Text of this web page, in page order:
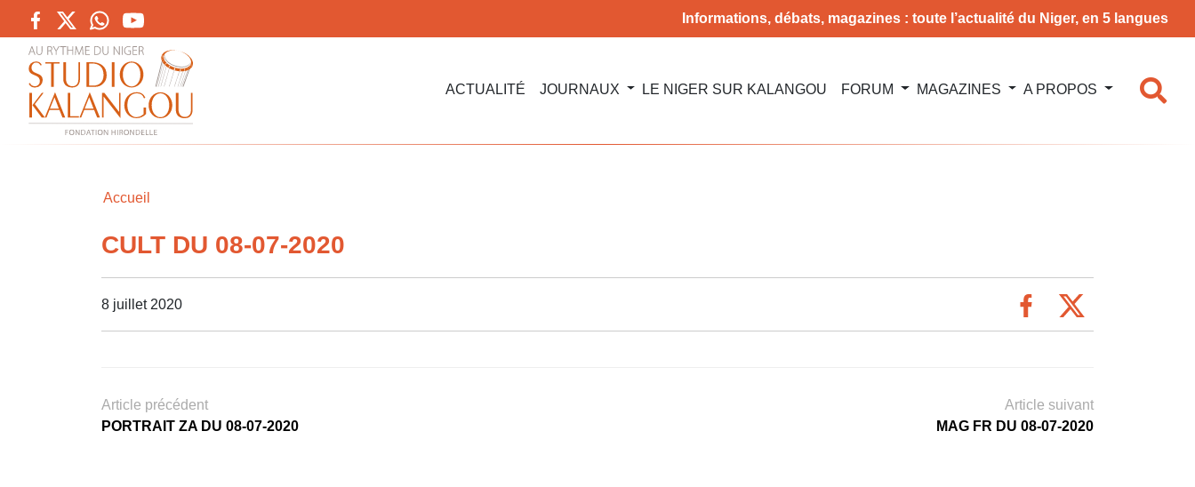
Informations, débats, magazines : toute l’actualité du Niger, en 5 langues
ACTUALITÉ JOURNAUX LE NIGER SUR KALANGOU FORUM MAGAZINES A PROPOS
Accueil
CULT DU 08-07-2020
8 juillet 2020
Article précédent
PORTRAIT ZA DU 08-07-2020
Article suivant
MAG FR DU 08-07-2020